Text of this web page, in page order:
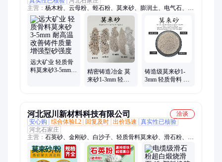
主营： 杨木粉、云母粉、蛭石粉、莫来砂、膨润土、电气石、硅
藻土、碳酸钙、石英砂、有机覆盖物、80目锯末、云母20目、碳
粉200目、防火材料、高岭土、叶腊石粉、沸石、海泡石粉、橡
胶涂料、膨胀蛭石、空心漂珠、油田堵漏剂、火山石粉、重晶石
粉、珍珠岩粉
远大矿业 轻质骨
料莫来砂3-5mm
精密铸造冶金 莫
来砂1-3mm 轻质
铸造级莫来砂1-
3mm 轻质骨料 消
河北冠川新材料科技有限公司
洽谈
安心购
综合体验L2 回复及时 出价迅速
真实性已核验
河北石家庄
主营： 石英砂、金刚砂、白沙子、轻质骨料莫来砂、滑石粉、白
云石、金刚砂地坪材料、膨润土、碳酸钙